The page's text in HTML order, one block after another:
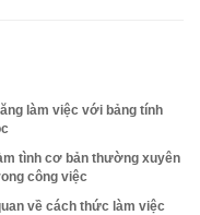
làm việc với bảng tính
tình cơ bản thường xuyên
công việc
về cách thức làm việc